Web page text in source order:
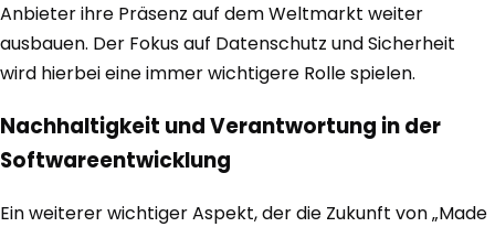
Anbieter ihre Präsenz auf dem Weltmarkt weiter
ausbauen. Der Fokus auf Datenschutz und Sicherheit
wird hierbei eine immer wichtigere Rolle spielen.
Nachhaltigkeit und Verantwortung in der
Softwareentwicklung
Ein weiterer wichtiger Aspekt, der die Zukunft von „Made